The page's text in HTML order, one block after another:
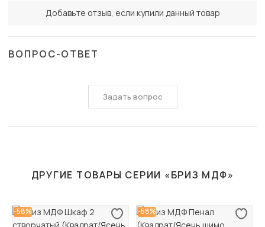
Добавьте отзыв, если купили данный товар
ВОПРОС-ОТВЕТ
Задать вопрос
ДРУГИЕ ТОВАРЫ СЕРИИ «БРИЗ МДФ»
-58% -58%